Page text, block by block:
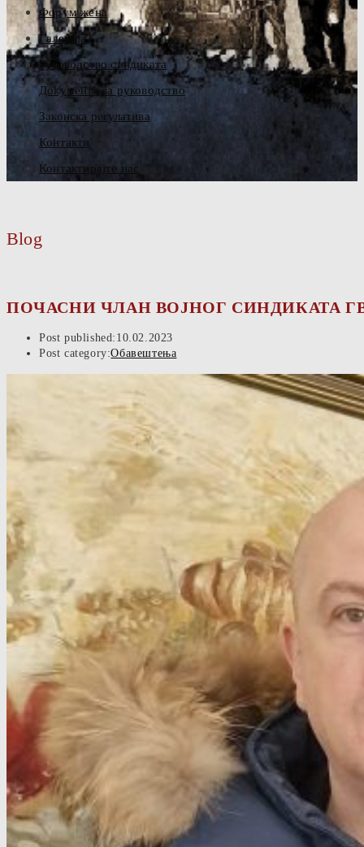
Форум жена
Галерија
Руководство синдиката
Документа за руководство
Законска регулатива
Контакти
Контактирајте нас
Blog
ПОЧАСНИ ЧЛАН ВОЈНОГ СИНДИКАТА
Post published: 10.02.2023
Post category:Обавештења